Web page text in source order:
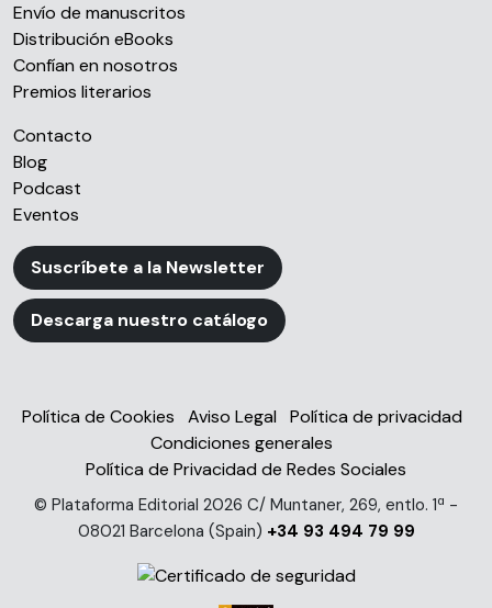
Envío de manuscritos
Distribución eBooks
Confían en nosotros
Premios literarios
Contacto
Blog
Podcast
Eventos
Suscríbete a la Newsletter
Descarga nuestro catálogo
Política de Cookies Aviso Legal
Política de privacidad
Condiciones generales
Política de Privacidad de Redes Sociales
© Plataforma Editorial 2026 C/ Muntaner, 269, entlo. 1ª -
08021 Barcelona (Spain) +34 93 494 79 99